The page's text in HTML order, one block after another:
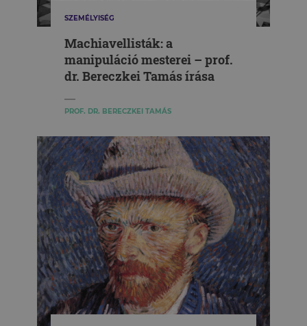
SZEMÉLYISÉG
Machiavellisták: a
manipuláció mesterei – prof.
dr. Bereczkei Tamás írása
PROF. DR. BERECZKEI TAMÁS